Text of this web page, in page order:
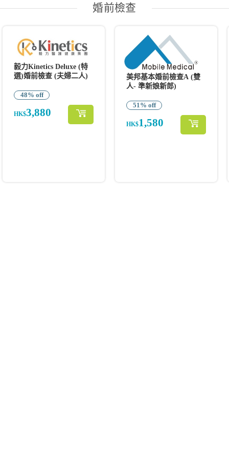
婚前檢查
毅力Kinetics Deluxe (特
選)婚前檢查 (夫婦二人)
48% off
HK$3,880
美邦基本婚前檢查A (雙
人- 準新娘新郎)
51% off
HK$1,580